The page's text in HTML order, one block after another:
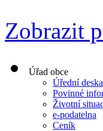
Zobrazit
Úřad obce
Úřední deska
Povinné
Životní
e-podatelna
Ceník